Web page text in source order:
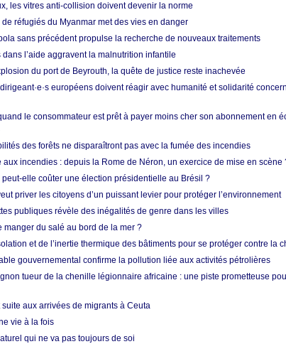
les vitres anti-collision doivent devenir la norme
réfugiés du Myanmar met des vies en danger
sans précédent propulse la recherche de nouveaux traitements
l’aide aggravent la malnutrition infantile
du port de Beyrouth, la quête de justice reste inachevée
européens doivent réagir avec humanité et solidarité
le consommateur est prêt à payer moins cher son abonnement en
des forêts ne disparaîtront pas avec la fumée des incendies
aux incendies : depuis la Rome de Néron, un exercice de mise en scène
elle coûter une élection présidentielle au Brésil ?
priver les citoyens d’un puissant levier pour protéger l’environnement
publiques révèle des inégalités de genre dans les villes
manger du salé au bord de la mer ?
et de l’inertie thermique des bâtiments pour se protéger contre la
gouvernemental confirme la pollution liée aux activités pétrolières
tueur de la chenille légionnaire africaine : une piste prometteuse
aux arrivées de migrants à Ceuta
vie à la fois
qui ne va pas toujours de soi